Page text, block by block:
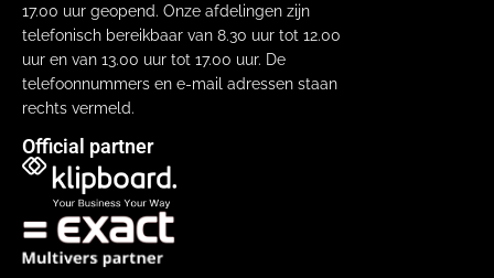
17.00 uur geopend. Onze afdelingen zijn
telefonisch bereikbaar van 8.30 uur tot 12.00
uur en van 13.00 uur tot 17.00 uur. De
telefoonnummers en e-mail adressen staan
rechts vermeld.
Official partner